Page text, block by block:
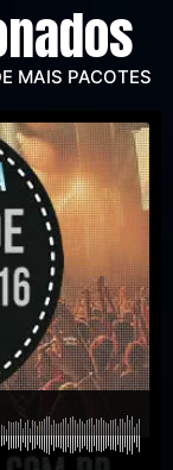
MAIS PACOTES